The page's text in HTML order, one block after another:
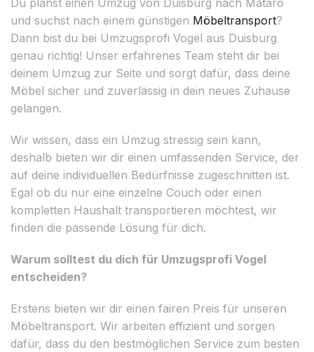
und suchst nach einem günstigen Möbeltransport?
Dann bist du bei Umzugsprofi Vogel aus Duisburg
genau richtig! Unser erfahrenes Team steht dir bei
deinem Umzug zur Seite und sorgt dafür, dass deine
Möbel sicher und zuverlässig in dein neues Zuhause
gelangen.
Wir wissen, dass ein Umzug stressig sein kann,
deshalb bieten wir dir einen umfassenden Service, der
auf deine individuellen Bedürfnisse zugeschnitten ist.
Egal ob du nur eine einzelne Couch oder einen
kompletten Haushalt transportieren möchtest, wir
finden die passende Lösung für dich.
Warum solltest du dich für Umzugsprofi Vogel
entscheiden?
Erstens bieten wir dir einen fairen Preis für unseren
Möbeltransport. Wir arbeiten effizient und sorgen
dafür, dass du den bestmöglichen Service zum besten